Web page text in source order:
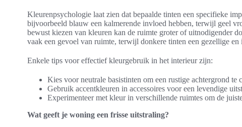
Kleurenpsychologie laat zien dat bepaalde tinten een specifieke
bijvoorbeeld blauw een kalmerende invloed hebben, terwijl geel
bewust kiezen van kleuren kan de ruimte groter of uitnodigender
vaak een gevoel van ruimte, terwijl donkere tinten een gezellige en
Enkele tips voor effectief kleurgebruik in het interieur zijn:
Kies voor neutrale basistinten om een rustige achtergrond te
Gebruik accentkleuren in accessoires voor een levendige
Experimenteer met kleur in verschillende ruimtes om de
Wat geeft je woning een frisse uitstraling?